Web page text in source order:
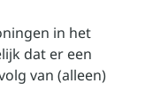
in het
dat er een
van (alleen)